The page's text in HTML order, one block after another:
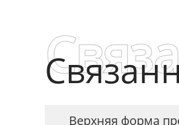
Верхняя форма